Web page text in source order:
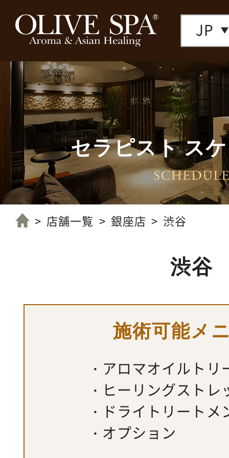
JP
店舗一覧へ
セラピスト ス
店舗一覧 銀座店 渋谷
渋谷
施術可能メ
アロマオイルトリ
ヒーリングストレ
ドライトリートメ
オプション